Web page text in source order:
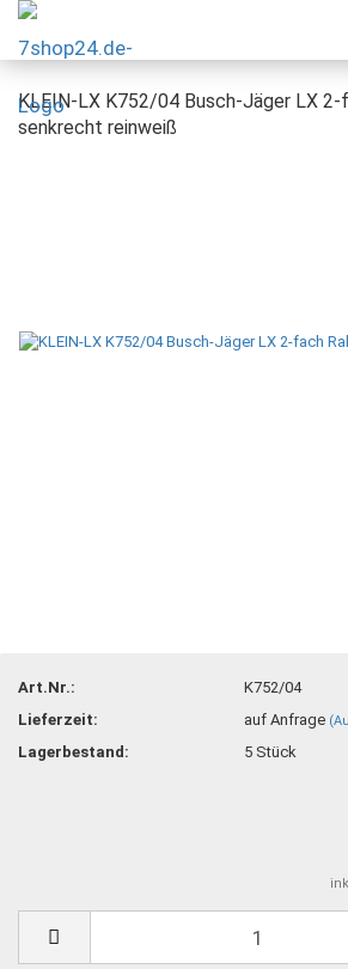
KLEIN-LX K752/04 Busch-Jäger LX 2-
senkrecht reinweiß
Art.Nr.:
K752/04
Lieferzeit:
auf Anfrage
Lagerbestand: 5 Stück